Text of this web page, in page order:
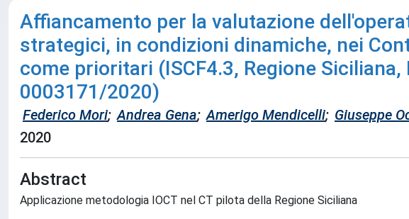
Affiancamento per la valutazione
strategici, in condizioni dinamiche, nei
come prioritari (ISCF4.3, Regione
0003171/2020)
Federico Mori; Andrea Gena; Amerigo Mendicelli; Giuseppe
2020
Abstract
Applicazione metodologia IOCT nel CT pilota della Regione Siciliana